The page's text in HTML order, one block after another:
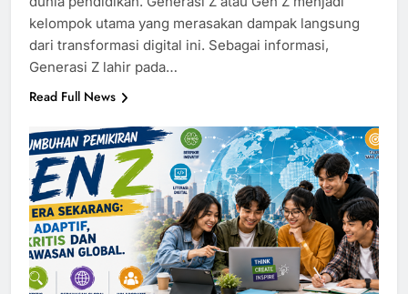
kelompok utama yang merasakan dampak langsung
dari transformasi digital ini. Sebagai informasi,
Generasi Z lahir pada…
Read Full News